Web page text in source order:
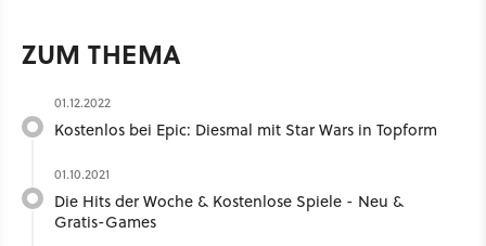
ZUM THEMA
01.12.2022
Kostenlos bei Epic: Diesmal mit Star Wars in Topform
01.10.2021
Die Hits der Woche & Kostenlose Spiele - Neu &
Gratis-Games